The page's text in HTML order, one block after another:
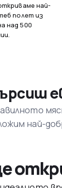
най-
полет из
над 500
най-